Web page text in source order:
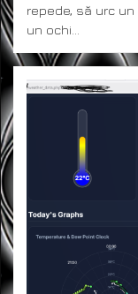
repede, să urc
un ochi…